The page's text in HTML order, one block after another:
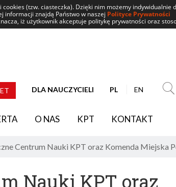
(tzw. ciasteczka). Dzięki nim możemy indywidualnie
informacji znajdą Państwo w naszej Polityce Prywatności
iż użytkownik akceptuje politykę prywatności oraz
ŻÓŁTYM TLE
NA CZARNYM TLE
DLA NAUCZYCIELI PL EN
O NAS KPT KONTAKT
Centrum Nauki KPT oraz Komenda Miejska
Nauki KPT oraz